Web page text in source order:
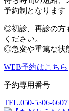
予約制となります
◎初診、再診の方
ください。
◎急変や重篤な状
WEB予約はこちら
予約専用番号
TEL.050-5306-6607